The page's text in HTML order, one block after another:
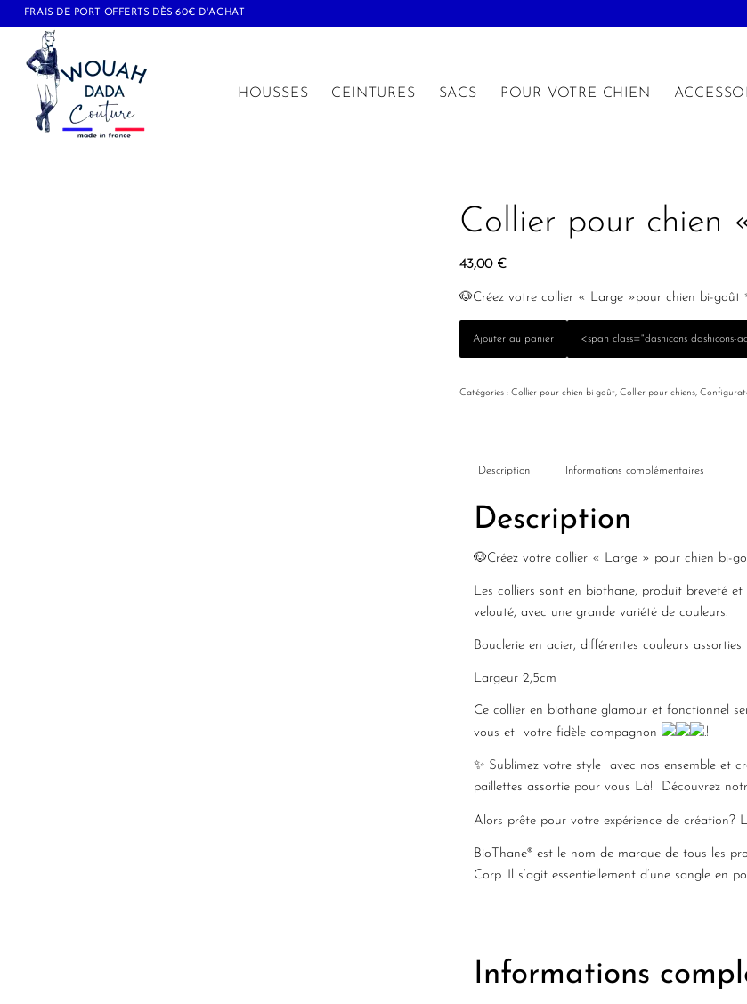
FRAIS DE PORT OFFERTS DÈS 60€ D'ACHAT
HOUSSES CEINTURES SACS POUR VOTRE CHIEN
Collier pour chien
43,00 €
🐶Créez votre collier « Large »pour chien bi-goût
Ajouter au panier <span class="dashicons dashicons-
Catégories :Collier pour chien bi-goût,Collier pour chiens,
Description Informations complémentaires
Description
🐶Créez votre collier « Large » pour chien bi-
Les colliers sont en biothane, produit breveté
velouté, avec une grande variété de couleurs.
Bouclerie en acier, différentes couleurs
Largeur 2,5cm
Ce collier en biothane glamour et fonctionnel
vous et votre fidèle compagnon
.!
✨ Sublimez votre style avec nos ensemble et
paillettes assortie pour vous Là! Découvrez
Alors prête pour votre expérience de création?
BioThane® est le nom de marque de tous les
Corp. Il s’agit essentiellement d’une sangle en
Informations